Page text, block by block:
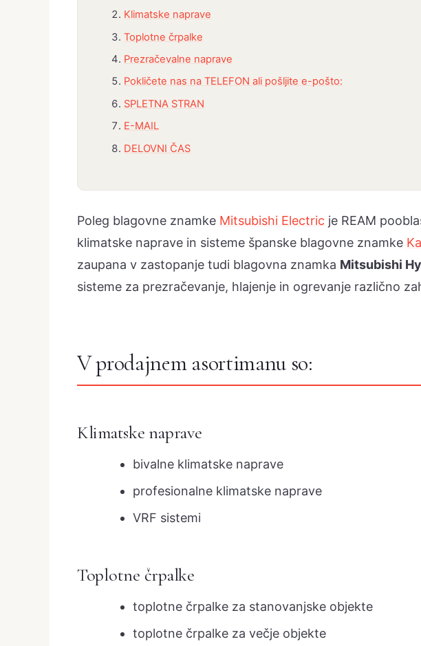
Klimatske naprave
Toplotne črpalke
Prezračevalne naprave
Pokličete nas na TELEFON ali pošljite e-pošto:
SPLETNA STRAN
E-MAIL
DELOVNI ČAS
Poleg blagovne znamke Mitsubishi Electric je REAM
klimatske naprave in sisteme španske blagovne znamke
zaupana v zastopanje tudi blagovna znamka Mitsubishi
sisteme za prezračevanje, hlajenje in ogrevanje različno
V prodajnem asortimanu so:
Klimatske naprave
bivalne klimatske naprave
profesionalne klimatske naprave
VRF sistemi
Toplotne črpalke
toplotne črpalke za stanovanjske objekte
toplotne črpalke za večje objekte